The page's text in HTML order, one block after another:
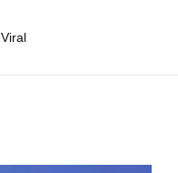
Viral